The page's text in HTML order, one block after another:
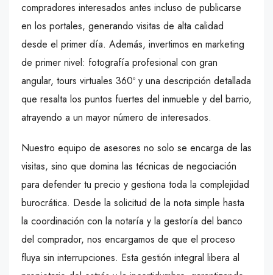
compradores interesados antes incluso de publicarse
en los portales, generando visitas de alta calidad
desde el primer día. Además, invertimos en marketing
de primer nivel: fotografía profesional con gran
angular, tours virtuales 360º y una descripción detallada
que resalta los puntos fuertes del inmueble y del barrio,
atrayendo a un mayor número de interesados.
Nuestro equipo de asesores no solo se encarga de las
visitas, sino que domina las técnicas de negociación
para defender tu precio y gestiona toda la complejidad
burocrática. Desde la solicitud de la nota simple hasta
la coordinación con la notaría y la gestoría del banco
del comprador, nos encargamos de que el proceso
fluya sin interrupciones. Esta gestión integral libera al